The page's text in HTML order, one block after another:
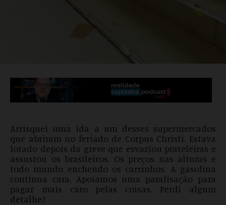
Arrisquei uma ida a um desses supermercados
que abriram no feriado de Corpus Christi. Estava
lotado depois da greve que esvaziou prateleiras e
assustou os brasileiros. Os preços nas alturas e
todo mundo enchendo os carrinhos. A gasolina
continua cara. Apoiamos uma paralisação para
pagar mais caro pelas coisas. Perdi algum
detalhe?